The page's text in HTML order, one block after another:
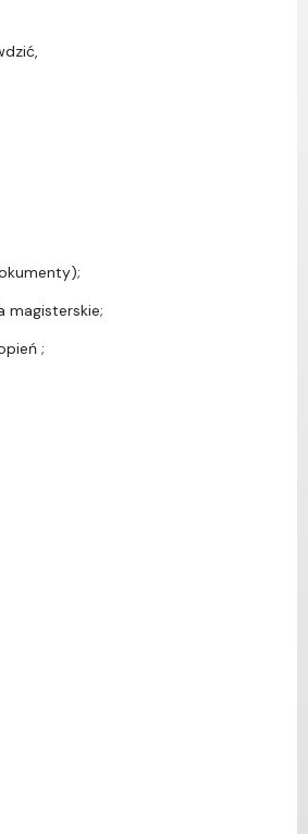
magisterskie;
;